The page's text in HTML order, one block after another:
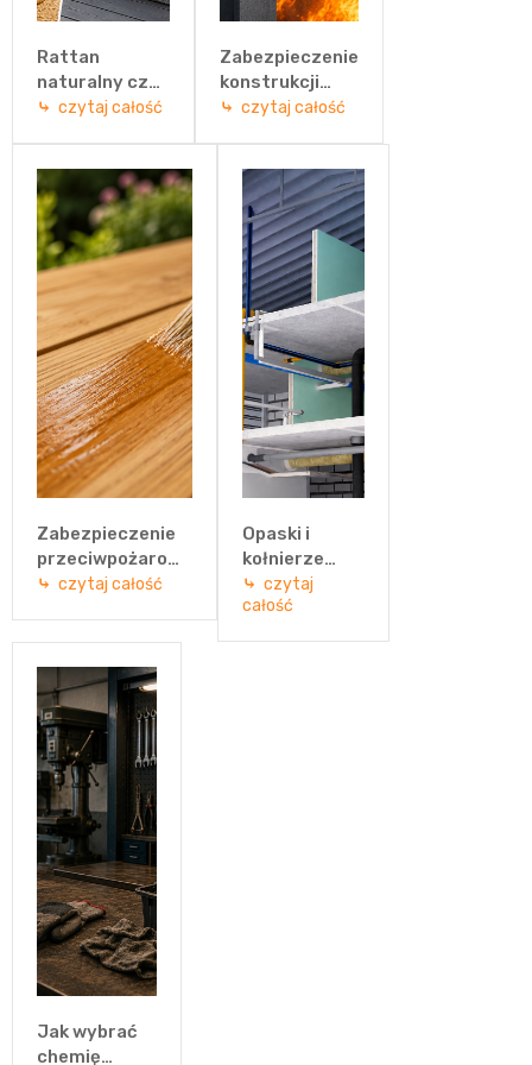
Rattan
naturalny czy
technorattan?
wybór
idealnych
mebli
ogrodowych
czytaj całość
Zabezpieczenie
konstrukcji
stalowych
rozwiązanie
wybrać?
czytaj całość
Zabezpieczenie
przeciwpożarowe
drewna – jak
czytaj całość
Opaski i
kołnierze
ogniochronne
– jak
czytaj
całość
Jak wybrać
chemię